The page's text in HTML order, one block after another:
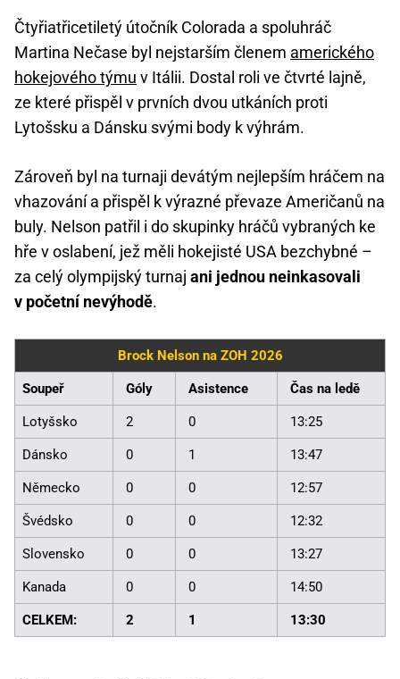
Čtyřiatřicetiletý útočník Colorada a spoluhráč
Martina Nečase byl nejstarším členem amerického
hokejového týmu v Itálii. Dostal roli ve čtvrté lajně,
ze které přispěl v prvních dvou utkáních proti
Lytošsku a Dánsku svými body k výhrám.
Zároveň byl na turnaji devátým nejlepším hráčem na
vhazování a přispěl k výrazné převaze Američanů na
buly. Nelson patřil i do skupinky hráčů vybraných ke
hře v oslabení, jež měli hokejisté USA bezchybné –
za celý olympijský turnaj ani jednou neinkasovali
v početní nevýhodě.
Brock Nelson na ZOH 2026
Soupeř Góly Asistence Čas na ledě
Lotyšsko 2 0 13:25
Dánsko 0 1 13:47
Německo 0 0 12:57
Švédsko 0 0 12:32
Slovensko 0 0 13:27
Kanada 0 0 14:50
CELKEM: 2 1 13:30